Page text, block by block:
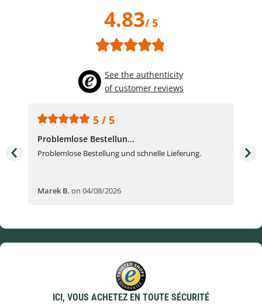
4.83/ 5
See the authenticity
of customer reviews
5 / 5
Problemlose Bestellun...
Problemlose Bestellung und schnelle Lieferung.
Marek B,on 04/08/2026
I
ICI, VOUS ACHETEZ EN TOUTE SÉCURITÉ